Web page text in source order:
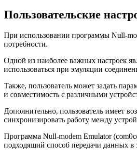
Пользовательские
При использовании программы Null-
потребности.
Одной из наиболее важных настроек
использоваться при эмуляции
Также, пользователь может задать
и совместимость с различными
Дополнительно, пользователь имеет
синхронизировать работу между
Программа Null-modem Emulator
подходящий способ передачи данных в